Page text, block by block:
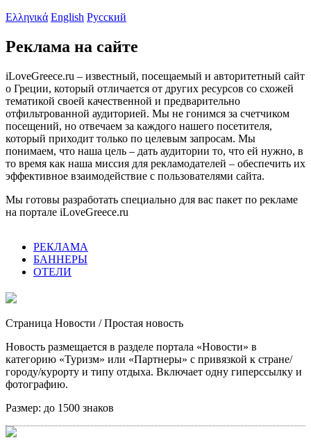
Ελληνικά English Русский
Реклама на сайте
iLoveGreece.ru – известный, посещаемый и авторитетный сайт
о Греции, который отличается от других ресурсов со схожей
тематикой своей качественной и предварительно
отфильтрованной аудиторией. Мы не гонимся за счетчиком
посещений, но отвечаем за каждого нашего посетителя,
который приходит только по целевым запросам. Мы
понимаем, что наша цель – дать аудитории то, что ей нужно, в
то время как наша миссия для рекламодателей – обеспечить их
эффективное взаимодействие с пользователями сайта.
Мы готовы разработать специально для вас пакет по рекламе
на портале iLoveGreece.ru
РЕКЛАМА
БАННЕРЫ
ОТЕЛИ
Страница Новости / Простая новость
Новость размещается в разделе портала «Новости» в
категорию «Туризм» или «Партнеры» с привязкой к стране/
городу/курорту и типу отдыха. Включает одну гиперссылку и
фотографию.
Размер: до 1500 знаков